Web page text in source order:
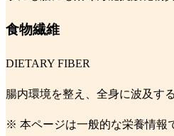
食物繊維
DIETARY FIBER
腸内環境を整え、全身に波及す
※ 本ページは一般的な栄養情報